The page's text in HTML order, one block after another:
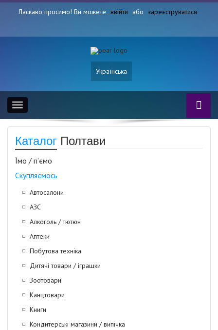
Ласкаво просимо! Ви можете ввійти або зареєструватися
Українська
Toggle
navigation
Каталог Полтави
Їмо / п’ємо
Скупляємось
Автосалони
АЗС
Алкоголь / тютюн
Аптеки
Побутова техніка
Дитячі товари / іграшки
Зоотовари
Канцтовари
Книги
Кондитерські магазини / випічка